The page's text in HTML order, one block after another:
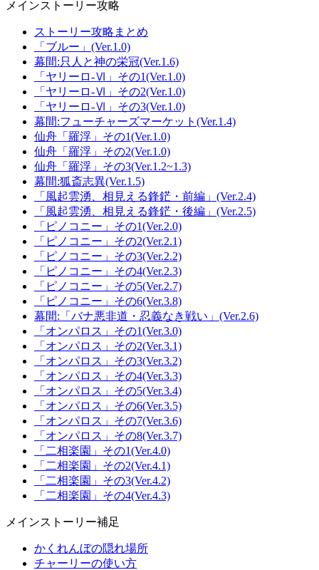
メインストーリー攻略
ストーリー攻略まとめ
「ブルー」(Ver.1.0)
幕間:只人と神の栄冠(Ver.1.6)
「ヤリーロ-Ⅵ」その1(Ver.1.0)
「ヤリーロ-Ⅵ」その2(Ver.1.0)
「ヤリーロ-Ⅵ」その3(Ver.1.0)
幕間:フューチャーズマーケット(Ver.1.4)
仙舟「羅浮」その1(Ver.1.0)
仙舟「羅浮」その2(Ver.1.0)
仙舟「羅浮」その3(Ver.1.2~1.3)
幕間:狐斎志異(Ver.1.5)
「風起雲湧、相見える鋒鋩・前編」(Ver.2.4)
「風起雲湧、相見える鋒鋩・後編」(Ver.2.5)
「ピノコニー」その1(Ver.2.0)
「ピノコニー」その2(Ver.2.1)
「ピノコニー」その3(Ver.2.2)
「ピノコニー」その4(Ver.2.3)
「ピノコニー」その5(Ver.2.7)
「ピノコニー」その6(Ver.3.8)
幕間:「バナ悪非道・忍義なき戦い」(Ver.2.6)
「オンパロス」その1(Ver.3.0)
「オンパロス」その2(Ver.3.1)
「オンパロス」その3(Ver.3.2)
「オンパロス」その4(Ver.3.3)
「オンパロス」その5(Ver.3.4)
「オンパロス」その6(Ver.3.5)
「オンパロス」その7(Ver.3.6)
「オンパロス」その8(Ver.3.7)
「二相楽園」その1(Ver.4.0)
「二相楽園」その2(Ver.4.1)
「二相楽園」その3(Ver.4.2)
「二相楽園」その4(Ver.4.3)
メインストーリー補足
かくれんぼの隠れ場所
チャーリーの使い方